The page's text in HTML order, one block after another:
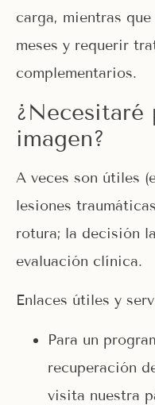
carga, mientras
meses y requerir
complementarios.
¿Necesitaré
imagen?
A veces son útiles
lesiones
rotura; la decisión
evaluación clínica.
Enlaces útiles y
Para un
recuperación
visita nuestra